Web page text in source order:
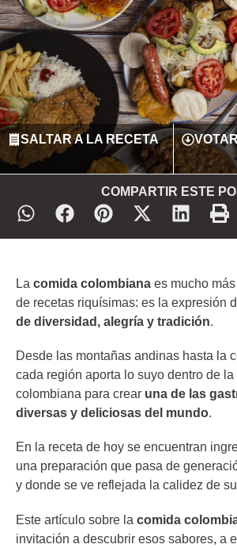
SALTAR A LA RECETA
COMPARTIR ESTE
La comida colombiana es mucho
de recetas riquísimas: es la expresión
de diversidad, alegría y tradición.
Desde las montañas andinas hasta la
cada región aporta lo suyo dentro de la
colombiana para crear una de las
diversas y deliciosas del mundo.
En la receta de hoy se encuentran
una preparación que pasa de
y donde se ve reflejada la calidez de
Este artículo sobre la comida
invitación a descubrir esos sabores, a